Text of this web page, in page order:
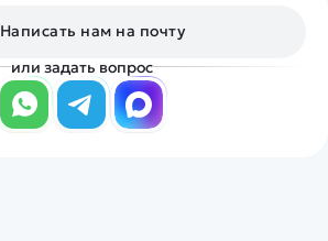
Написать нам на почту
или задать вопрос